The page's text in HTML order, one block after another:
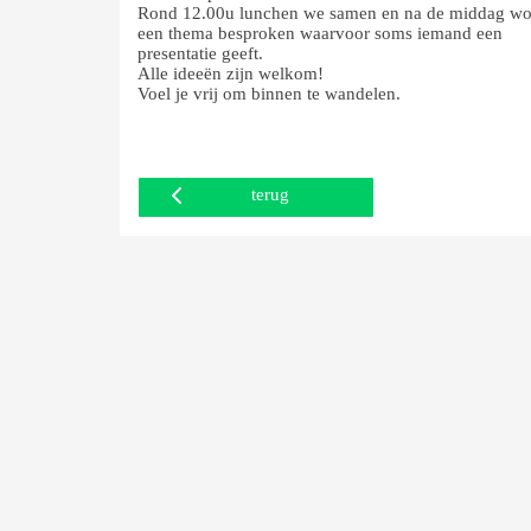
Rond 12.00u lunchen we samen en na de middag
een thema besproken waarvoor soms iemand een
presentatie geeft.
Alle ideeën zijn welkom!
Voel je vrij om binnen te wandelen.
terug